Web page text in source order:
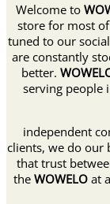
Welcome to
store for most
tuned to our
are constantly
better.
serving people
independent
clients, we do our
that trust
the WOWELO at